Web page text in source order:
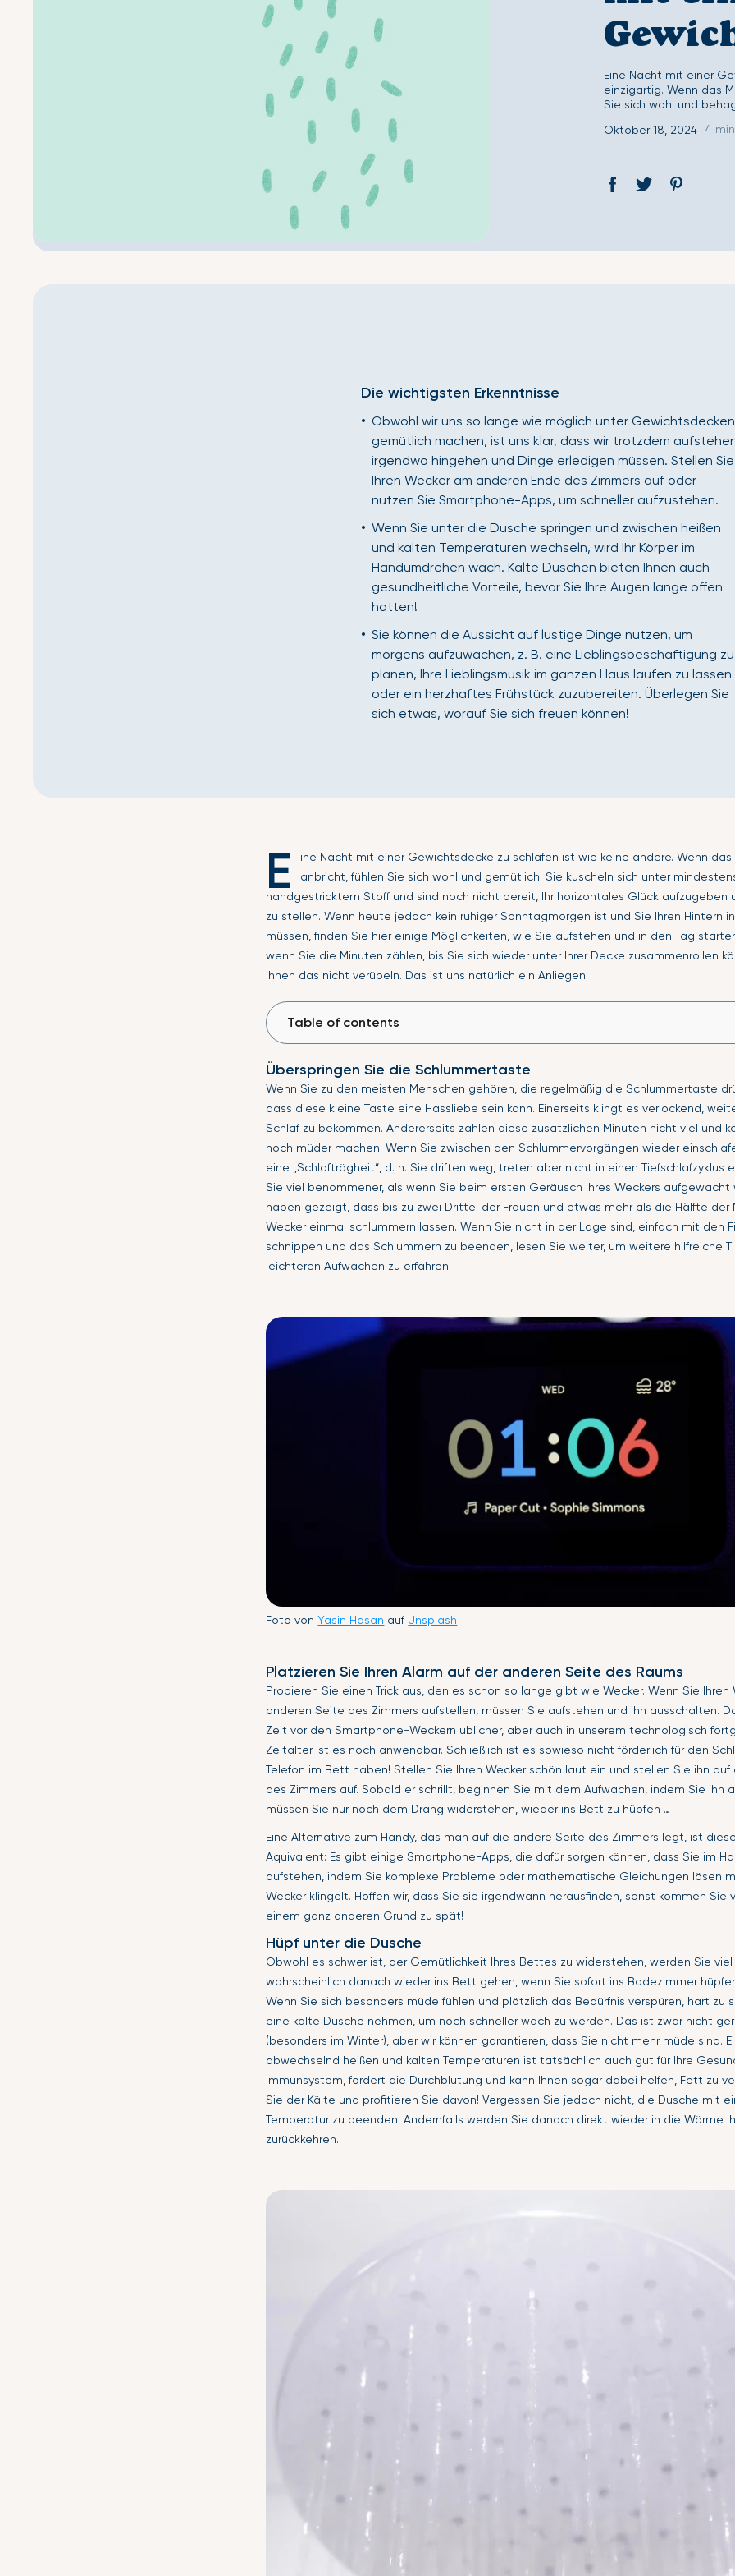
Eine Nacht mit einer
einzigartig. Wenn das
Sie sich wohl und
Oktober 18, 2024
4
Auf
Öffnet
Tweet
Öffnet
Die wichtigsten Erkenntnisse
Obwohl wir uns so lange wie möglich unter Gewichtsdecken
gemütlich machen, ist uns klar, dass wir trotzdem
irgendwo hingehen und Dinge erledigen müssen. Stellen Sie
Ihren Wecker am anderen Ende des Zimmers auf oder
nutzen Sie Smartphone-Apps, um schneller aufzustehen.
Wenn Sie unter die Dusche springen und zwischen heißen
und kalten Temperaturen wechseln, wird Ihr Körper im
Handumdrehen wach. Kalte Duschen bieten Ihnen auch
gesundheitliche Vorteile, bevor Sie Ihre Augen lange offen
hatten!
Sie können die Aussicht auf lustige Dinge nutzen, um
morgens aufzuwachen, z. B. eine Lieblingsbeschäftigung zu
planen, Ihre Lieblingsmusik im ganzen Haus laufen zu lassen
oder ein herzhaftes Frühstück zuzubereiten. Überlegen Sie
sich etwas, worauf Sie sich freuen können!
E
ine Nacht mit einer Gewichtsdecke zu schlafen ist wie keine andere. Wenn
anbricht, fühlen Sie sich wohl und gemütlich. Sie kuscheln sich unter
handgestricktem Stoff und sind noch nicht bereit, Ihr horizontales Glück aufzugeben
zu stellen. Wenn heute jedoch kein ruhiger Sonntagmorgen ist und Sie Ihren Hintern
müssen, finden Sie hier einige Möglichkeiten, wie Sie aufstehen und in den Tag
wenn Sie die Minuten zählen, bis Sie sich wieder unter Ihrer Decke zusammenrollen
Ihnen das nicht verübeln. Das ist uns natürlich ein Anliegen.
Table of contents
Überspringen Sie die Schlummertaste
Wenn Sie zu den meisten Menschen gehören, die regelmäßig die Schlummertaste
dass diese kleine Taste eine Hassliebe sein kann. Einerseits klingt es verlockend,
Schlaf zu bekommen. Andererseits zählen diese zusätzlichen Minuten nicht viel und
noch müder machen. Wenn Sie zwischen den Schlummervorgängen wieder
eine „Schlafträgheit“, d. h. Sie driften weg, treten aber nicht in einen Tiefschlafzyklus
Sie viel benommener, als wenn Sie beim ersten Geräusch Ihres Weckers aufgewacht
haben gezeigt, dass bis zu zwei Drittel der Frauen und etwas mehr als die Hälfte der
Wecker einmal schlummern lassen. Wenn Sie nicht in der Lage sind, einfach mit den
schnippen und das Schlummern zu beenden, lesen Sie weiter, um weitere hilfreiche
leichteren Aufwachen zu erfahren.
Foto vonYasin Hasan auf Unsplash
Platzieren Sie Ihren Alarm auf der anderen Seite des Raums
Probieren Sie einen Trick aus, den es schon so lange gibt wie Wecker. Wenn Sie Ihren
anderen Seite des Zimmers aufstellen, müssen Sie aufstehen und ihn ausschalten.
Zeit vor den Smartphone-Weckern üblicher, aber auch in unserem technologisch
Zeitalter ist es noch anwendbar. Schließlich ist es sowieso nicht förderlich für den
Telefon im Bett haben! Stellen Sie Ihren Wecker schön laut ein und stellen Sie ihn
des Zimmers auf. Sobald er schrillt, beginnen Sie mit dem Aufwachen, indem Sie ihn
müssen Sie nur noch dem Drang widerstehen, wieder ins Bett zu hüpfen …
Eine Alternative zum Handy, das man auf die andere Seite des Zimmers legt, ist
Äquivalent: Es gibt einige Smartphone-Apps, die dafür sorgen können, dass Sie im
aufstehen, indem Sie komplexe Probleme oder mathematische Gleichungen lösen
Wecker klingelt. Hoffen wir, dass Sie sie irgendwann herausfinden, sonst kommen Sie
einem ganz anderen Grund zu spät!
Hüpf unter die Dusche
Obwohl es schwer ist, der Gemütlichkeit Ihres Bettes zu widerstehen, werden Sie
wahrscheinlich danach wieder ins Bett gehen, wenn Sie sofort ins Badezimmer
Wenn Sie sich besonders müde fühlen und plötzlich das Bedürfnis verspüren, hart zu
eine kalte Dusche nehmen, um noch schneller wach zu werden. Das ist zwar nicht
(besonders im Winter), aber wir können garantieren, dass Sie nicht mehr müde sind.
abwechselnd heißen und kalten Temperaturen ist tatsächlich auch gut für Ihre
Immunsystem, fördert die Durchblutung und kann Ihnen sogar dabei helfen, Fett zu
Sie der Kälte und profitieren Sie davon! Vergessen Sie jedoch nicht, die Dusche mit
Temperatur zu beenden. Andernfalls werden Sie danach direkt wieder in die Wärme
zurückkehren.